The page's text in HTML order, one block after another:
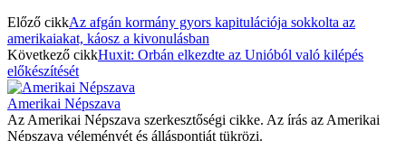
Előző cikkAz afgán kormány gyors kapitulációja sokkolta az
amerikaiakat, káosz a kivonulásban
Következő cikkHuxit: Orbán elkezdte az Unióból való kilépés
előkészítését
Amerikai Népszava
Az Amerikai Népszava szerkesztőségi cikke. Az írás az Amerikai
Népszava véleményét és álláspontját tükrözi.